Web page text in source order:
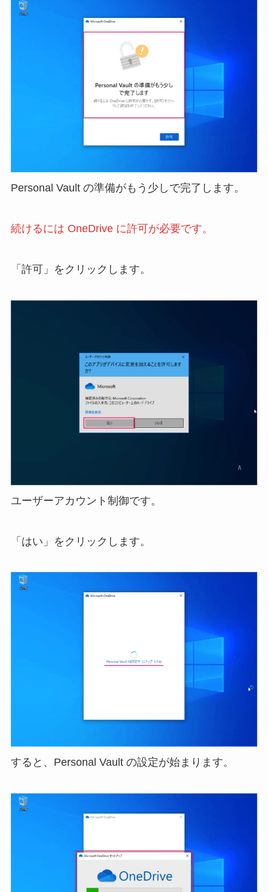
Personal Vault の準備がもう少しで完了します。
続けるには OneDrive に許可が必要です。
「許可」をクリックします。
ユーザーアカウント制御です。
「はい」をクリックします。
すると、Personal Vault の設定が始まります。